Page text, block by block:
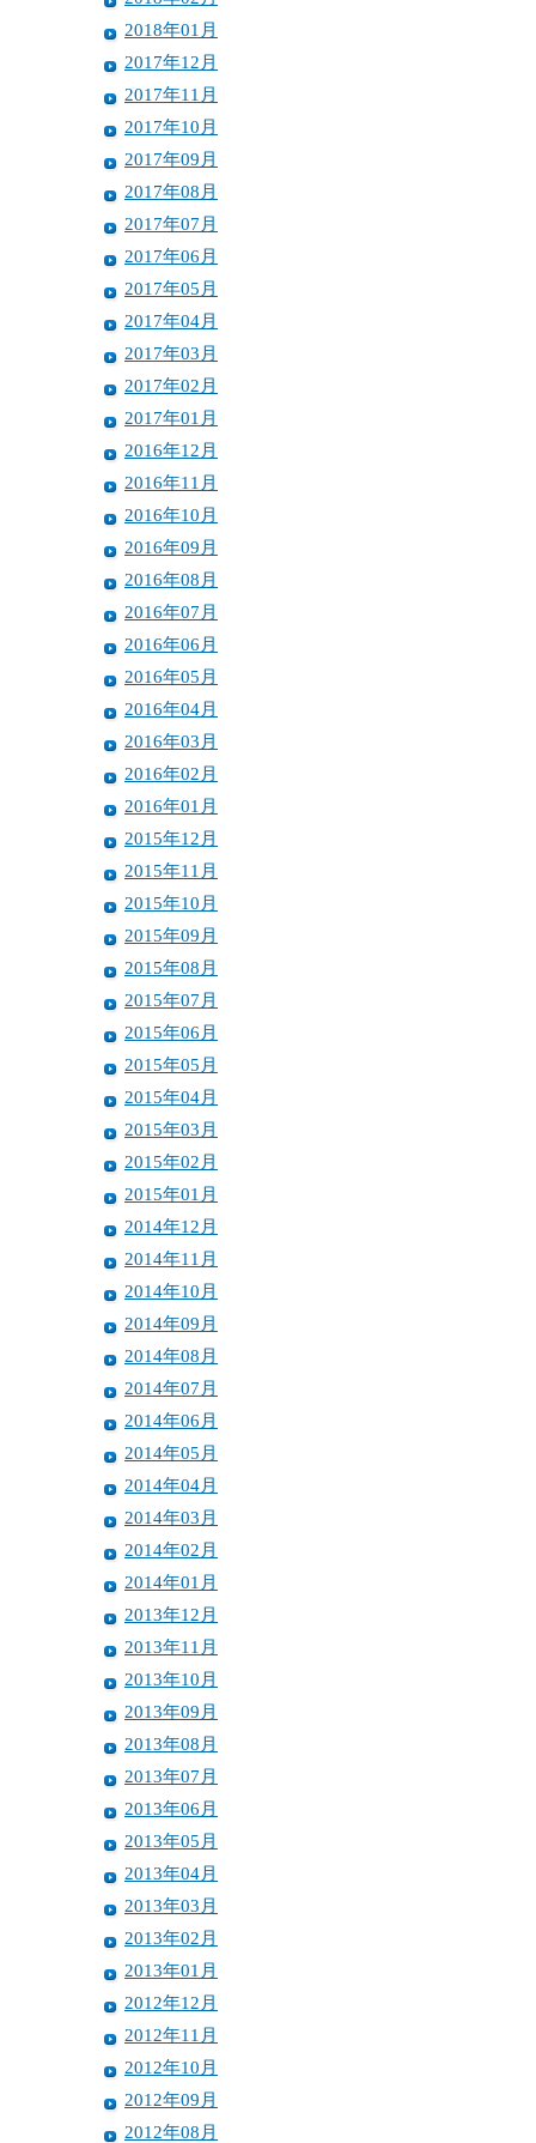
2018年01月
2017年12月
2017年11月
2017年10月
2017年09月
2017年08月
2017年07月
2017年06月
2017年05月
2017年04月
2017年03月
2017年02月
2017年01月
2016年12月
2016年11月
2016年10月
2016年09月
2016年08月
2016年07月
2016年06月
2016年05月
2016年04月
2016年03月
2016年02月
2016年01月
2015年12月
2015年11月
2015年10月
2015年09月
2015年08月
2015年07月
2015年06月
2015年05月
2015年04月
2015年03月
2015年02月
2015年01月
2014年12月
2014年11月
2014年10月
2014年09月
2014年08月
2014年07月
2014年06月
2014年05月
2014年04月
2014年03月
2014年02月
2014年01月
2013年12月
2013年11月
2013年10月
2013年09月
2013年08月
2013年07月
2013年06月
2013年05月
2013年04月
2013年03月
2013年02月
2013年01月
2012年12月
2012年11月
2012年10月
2012年09月
2012年08月